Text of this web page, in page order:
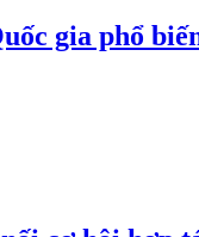
gia phổ